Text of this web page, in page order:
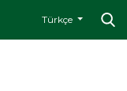
Türkçe